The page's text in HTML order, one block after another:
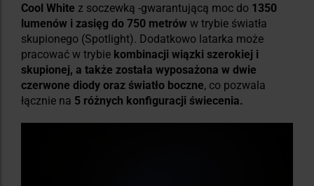
Cool White z soczewką -gwarantującą moc do 1350
lumenów i zasięg do 750 metrów w trybie światła
skupionego (Spotlight). Dodatkowo latarka może
pracować w trybie kombinacji wiązki szerokiej i
skupionej, a także została wyposażona w dwie
czerwone diody oraz światło boczne, co pozwala
łącznie na 5 różnych konfiguracji świecenia.